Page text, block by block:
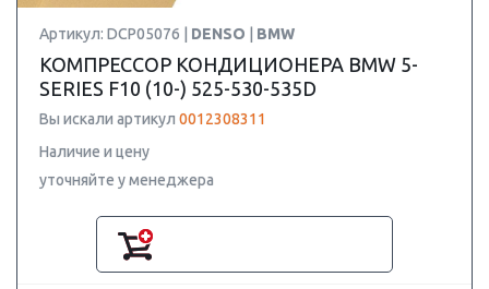
Артикул: DCP05076 | DENSO BMW
КОМПРЕССОР КОНДИЦИОНЕРА BMW 5-
SERIES F10 (10-) 525-530-535D
Вы искали артикул 0012308311
Наличие и цену
уточняйте у менеджера